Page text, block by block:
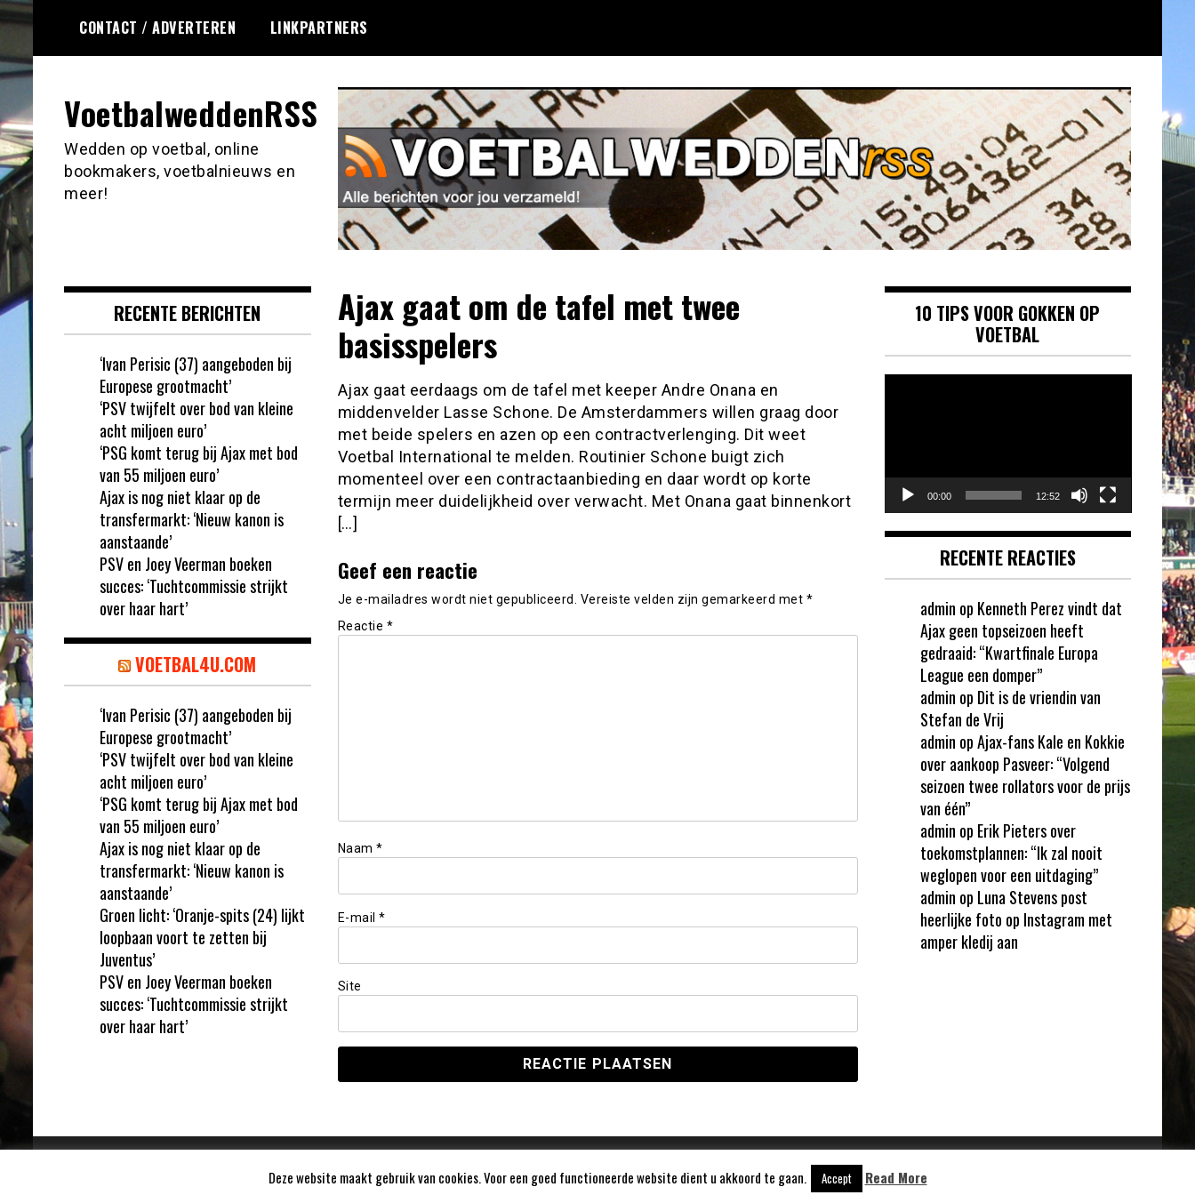
Ga
naar
de
inhoud
CONTACT / ADVERTEREN LINKPARTNERS
VoetbalweddenRSS
Wedden op voetbal, online
bookmakers, voetbalnieuws en
meer!
Ajax gaat om de tafel met twee
basisspelers
Ajax gaat eerdaags om de tafel met keeper Andre Onana en
middenvelder Lasse Schone. De Amsterdammers willen graag door
met beide spelers en azen op een contractverlenging. Dit weet
Voetbal International te melden. Routinier Schone buigt zich
momenteel over een contractaanbieding en daar wordt op korte
termijn meer duidelijkheid over verwacht. Met Onana gaat binnenkort
[…]
Geef een reactie
Je e-mailadres wordt niet gepubliceerd. Vereiste velden zijn gemarkeerd met *
Reactie *
Naam *
E-mail *
Site
RECENTE BERICHTEN
‘Ivan Perisic (37) aangeboden bij
Europese grootmacht’
‘PSV twijfelt over bod van kleine
acht miljoen euro’
‘PSG komt terug bij Ajax met bod
van 55 miljoen euro’
Ajax is nog niet klaar op de
transfermarkt: ‘Nieuw kanon is
aanstaande’
PSV en Joey Veerman boeken
succes: ‘Tuchtcommissie strijkt
over haar hart’
VOETBAL4U.COM
‘Ivan Perisic (37) aangeboden bij
Europese grootmacht’
‘PSV twijfelt over bod van kleine
acht miljoen euro’
‘PSG komt terug bij Ajax met bod
van 55 miljoen euro’
Ajax is nog niet klaar op de
transfermarkt: ‘Nieuw kanon is
aanstaande’
Groen licht: ‘Oranje-spits (24) lijkt
loopbaan voort te zetten bij
Juventus’
PSV en Joey Veerman boeken
succes: ‘Tuchtcommissie strijkt
over haar hart’
10 TIPS VOOR GOKKEN OP
VOETBAL
00:00 12:52
RECENTE REACTIES
admin op Kenneth Perez vindt dat
Ajax geen topseizoen heeft
gedraaid: “Kwartfinale Europa
League een domper”
admin op Dit is de vriendin van
Stefan de Vrij
admin opAjax-fans Kale en Kokkie
over aankoop Pasveer: “Volgend
seizoen twee rollators voor de prijs
van één”
admin op Erik Pieters over
toekomstplannen: “Ik zal nooit
weglopen voor een uitdaging”
admin op Luna Stevens post
heerlijke foto op Instagram met
amper kledij aan
Deze website maakt gebruik van cookies. Voor een goed functioneerde website dient u akkoord te gaan. Accept Read More